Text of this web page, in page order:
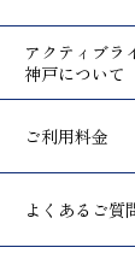
アクティブラ
神戸について
ご利用料金
よくあるご質